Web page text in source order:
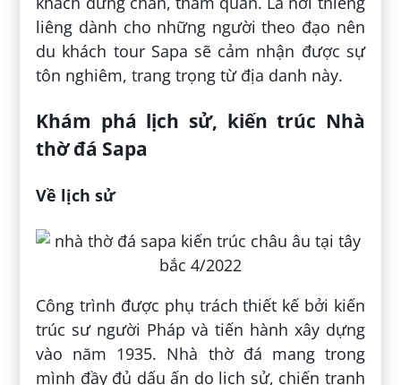
liêng dành cho những người theo đạo nên
du khách tour Sapa sẽ cảm nhận được sự
tôn nghiêm, trang trọng từ địa danh này.
Khám phá lịch sử, kiến trúc Nhà
thờ đá Sapa
Về lịch sử
Công trình được phụ trách thiết kế bởi kiến
trúc sư người Pháp và tiến hành xây dựng
vào năm 1935. Nhà thờ đá mang trong
mình đầy đủ dấu ấn do lịch sử, chiến tranh